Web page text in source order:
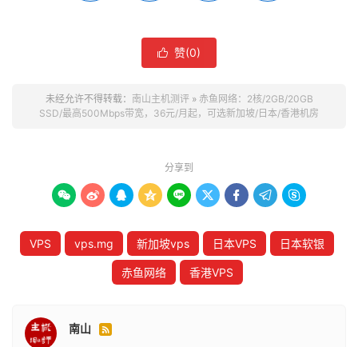
 赞(0)
未经允许不得转载： 南山主机测评» 赤鱼网络：2核/2GB/20GB
SSD/最高500Mbps带宽，36元/月起，可选新加坡/日本/香港机房
分享到
        
VPS vps.mg 新加坡vps 日本VPS 日本软银
赤鱼网络 香港VPS
南山 